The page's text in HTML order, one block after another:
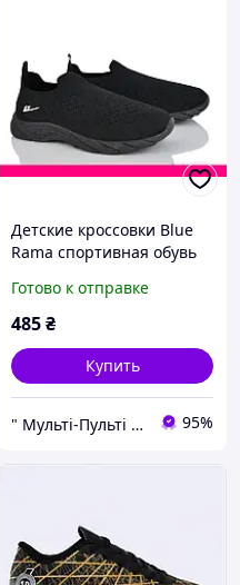
Детские кроссовки Blue
Rama спортивная обувь
Готово к отправке
485₴
Купить
" Мульті-Пульті " Дитячий одяг, взуття та іграшки! 95%